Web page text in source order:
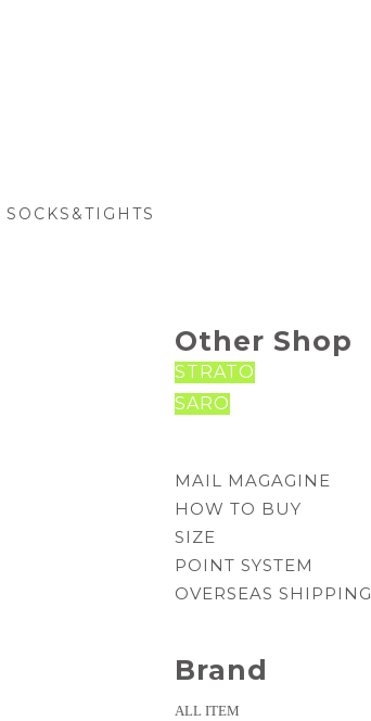
SOCKS&TIGHTS
Other Shop
STRATO
SARO
MAIL MAGAGINE
HOW TO BUY
SIZE
POINT SYSTEM
OVERSEAS SHIPPING
Brand
ALL ITEM